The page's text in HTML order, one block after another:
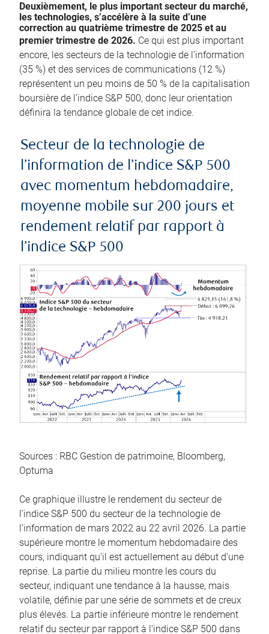
Deuxièmement, le plus important secteur du marché,
les technologies, s’accélère à la suite d’une
correction au quatrième trimestre de 2025 et au
premier trimestre de 2026. Ce qui est plus important
encore, les secteurs de la technologie de l’information
(35 %) et des services de communications (12 %)
représentent un peu moins de 50 % de la capitalisation
boursière de l’indice S&P 500, donc leur orientation
définira la tendance globale de cet indice.
Secteur de la technologie de
l’information de l’indice S&P 500
avec momentum hebdomadaire,
moyenne mobile sur 200 jours et
rendement relatif par rapport à
l’indice S&P 500
Sources : RBC Gestion de patrimoine, Bloomberg,
Optuma
Ce graphique illustre le rendement du secteur de
l’indice S&P 500 du secteur de la technologie de
l’information de mars 2022 au 22 avril 2026. La partie
supérieure montre le momentum hebdomadaire des
cours, indiquant qu’il est actuellement au début d’une
reprise. La partie du milieu montre les cours du
secteur, indiquant une tendance à la hausse, mais
volatile, définie par une série de sommets et de creux
plus élevés. La partie inférieure montre le rendement
relatif du secteur par rapport à l’indice S&P 500 dans